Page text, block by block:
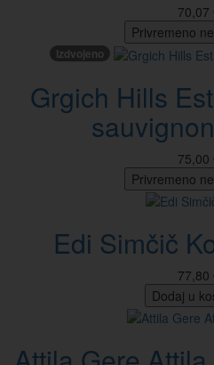
70,07
Privremeno
Izdvojeno
Grgich Hills
75,00
Privremeno
Edi Simčič
77,80
Dodaj u